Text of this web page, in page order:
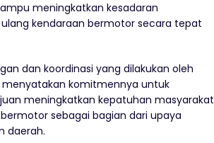
meningkatkan kesadaran
kendaraan bermotor secara tepat
dan koordinasi yang dilakukan oleh
menyatakan komitmennya untuk
meningkatkan kepatuhan masyarakat
sebagai bagian dari upaya
daerah.